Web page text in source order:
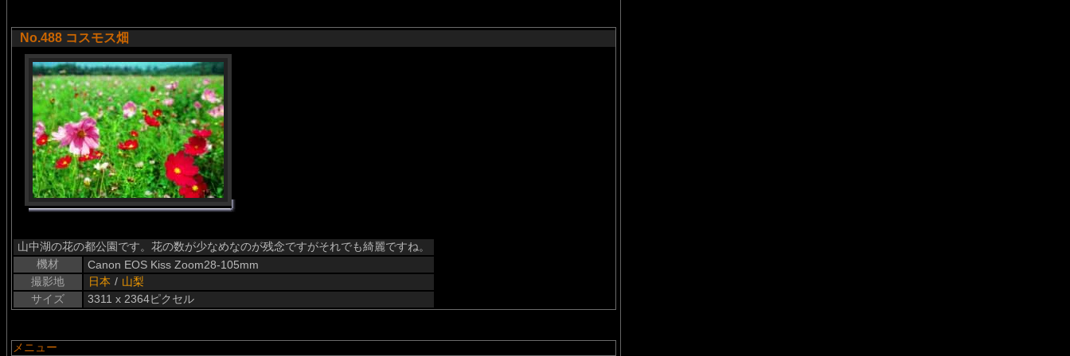
No.488 コスモス畑
山中湖の花の都公園です。花の数が少なめなのが残念ですがそれでも綺麗ですね。
機材
Canon EOS Kiss Zoom28-105mm
撮影地
日本 / 山梨
サイズ
3311 x 2364ピクセル
メニュー